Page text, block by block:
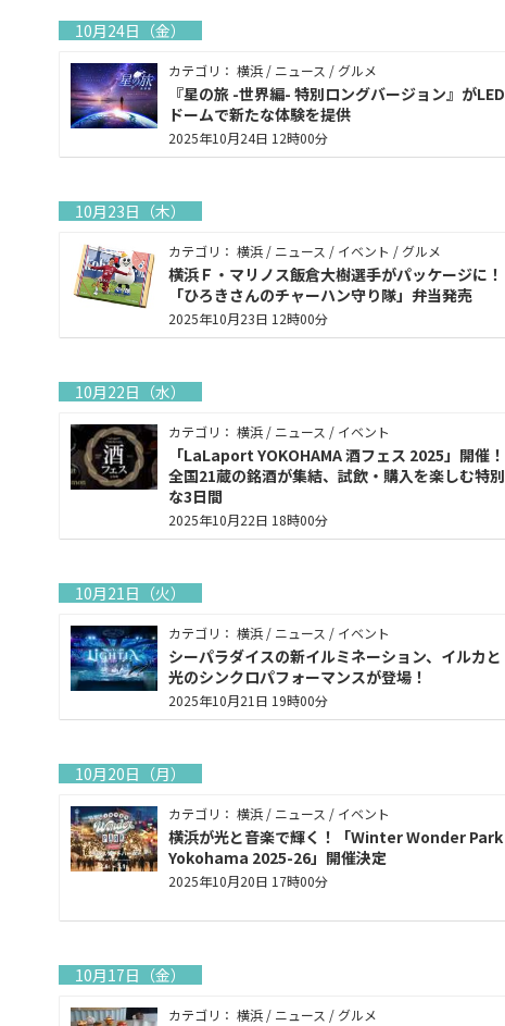
10月24日（金）
カテゴリ： 横浜 / ニュース / グルメ
『星の旅 -世界編- 特別ロングバージョン』がLED
ドームで新たな体験を提供
2025年10月24日 12時00分
10月23日（木）
カテゴリ： 横浜 / ニュース / イベント / グルメ
横浜Ｆ・マリノス飯倉大樹選手がパッケージに！
「ひろきさんのチャーハン守り隊」弁当発売
2025年10月23日 12時00分
10月22日（水）
カテゴリ： 横浜 / ニュース / イベント
「LaLaport YOKOHAMA 酒フェス 2025」開催！
全国21蔵の銘酒が集結、試飲・購入を楽しむ特別
な3日間
2025年10月22日 18時00分
10月21日（火）
カテゴリ： 横浜 / ニュース / イベント
シーパラダイスの新イルミネーション、イルカと
光のシンクロパフォーマンスが登場！
2025年10月21日 19時00分
10月20日（月）
カテゴリ： 横浜 / ニュース / イベント
横浜が光と音楽で輝く！「Winter Wonder Park
Yokohama 2025-26」開催決定
2025年10月20日 17時00分
10月17日（金）
カテゴリ： 横浜 / ニュース / グルメ